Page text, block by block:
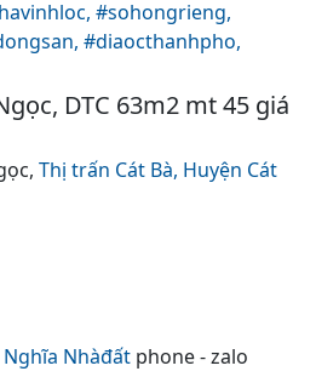
#sohongrieng,
#diaocthanhpho,
DTC 63m2 mt 45 giá
Thị trấn Cát Bà, Huyện Cát
Nghĩa Nhàđất phone - zalo